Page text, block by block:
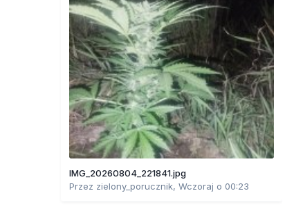
IMG_20260804_221841.jpg
Przez zielony_porucznik, Wczoraj o 00:23